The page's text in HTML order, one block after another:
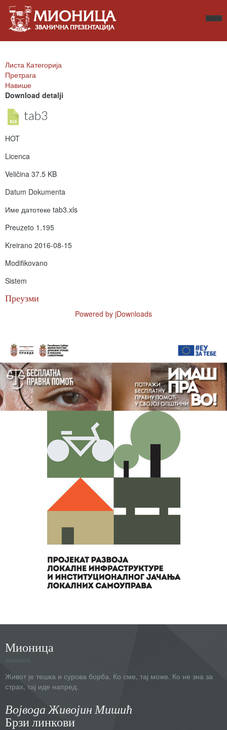
Листа Категорија
Претрага
Навише
Download detalji
tab3
HOT
Licenca
Veličina 37.5 KB
Datum Dokumenta
Име датотеке tab3.xls
Preuzeto 1.195
Kreirano 2016-08-15
Modifikovano
Sistem
Преузми
Powered by jDownloads
Мионица
Живот је тешка и сурова борба. Ко сме, тај може. Ко не зна за
страх, тај иде напред.
Војвода Живојин Мишић
Брзи линкови